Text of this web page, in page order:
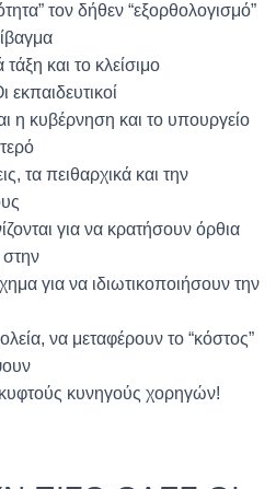
τον δήθεν “εξορθολογισμό”
και το κλείσιμο
η κυβέρνηση και το υπουργείο
τα πειθαρχικά και την
για να κρατήσουν όρθια
στην
για να ιδιωτικοποιήσουν την
να μεταφέρουν το “κόστος”
κυνηγούς χορηγών!